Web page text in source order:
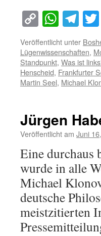
Copy
Link
Veröffentlicht unter
Lügenwissenschaften,
Standpunkt, Was ist
Henscheid, Frankfurter
Martin Seel, Michael
Jürgen
Veröffentlicht am Juni
Eine durchaus
wurde in alle
Michael
deutsche
meistzitierten